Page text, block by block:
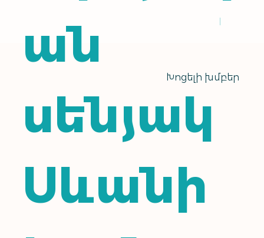
Խոցելի խմբեր
ան
սենյակ
Սևանի